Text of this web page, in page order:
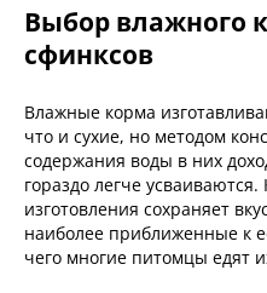
Выбор влажного
сфинксов
Влажные корма
что и сухие, но методом
содержания воды в них
гораздо легче
изготовления сохраняет
наиболее приближенные к
чего многие питомцы едят